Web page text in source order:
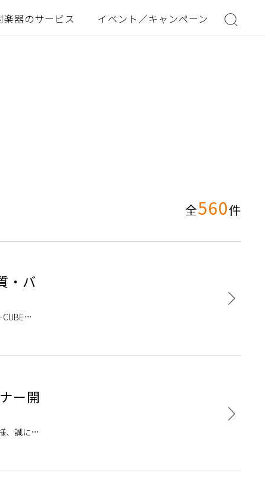
楽器のサービス イベント／キャンペーン
全560件
・バ
ー開
、誠に有